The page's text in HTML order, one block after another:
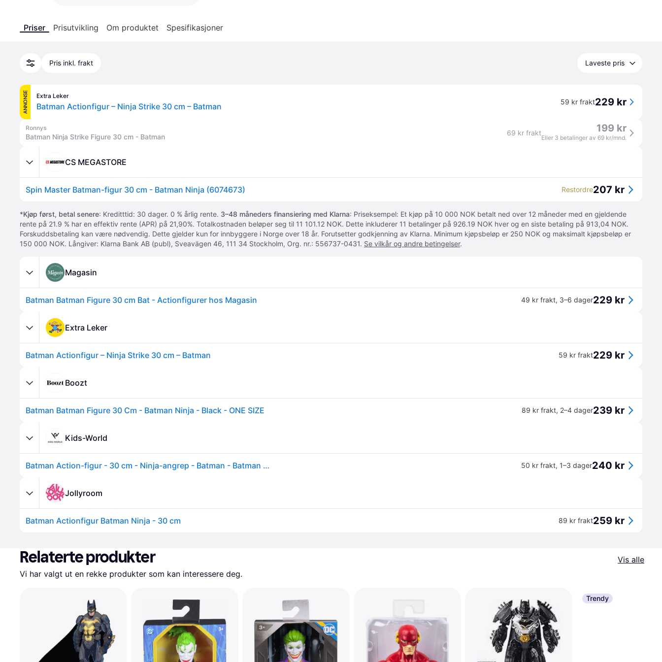
Priser Prisutvikling Om produktet Spesifikasjoner
Pris inkl. frakt Laveste pris
ANNONSE Extra Leker
Batman Actionfigur – Ninja Strike 30 cm – Batman 59 kr frakt229 kr
Ronnys
Batman Ninja Strike Figure 30 cm - Batman 69 kr frakt 199 kr
Eller 3 betalinger av 69 kr/mnd.
CS MEGASTORE
Spin Master Batman-figur 30 cm - Batman Ninja (6074673) Restordre207 kr
*Kjøp først, betal senere: Kreditttid: 30 dager. 0 % årlig rente. 3–48 måneders finansiering med Klarna: Priseksempel: Et kjøp på 10 000 NOK betalt ned over 12 måneder med en gjeldende
rente på 21.9 % har en effektiv rente (APR) på 21,90%. Totalkostnaden beløper seg til 11 101.12 NOK. Dette inkluderer 11 betalinger på 926.19 NOK hver og en siste betaling på 913,04 NOK.
Forskuddsbetaling kan være nødvendig. Dette gjelder kun for innbyggere i Norge over 18 år. Forutsetter godkjenning av Klarna. Minimum kjøpsbeløp er 250 NOK og maksimalt kjøpsbeløp er
150 000 NOK. Långiver: Klarna Bank AB (publ), Sveavägen 46, 111 34 Stockholm, Org. nr.: 556737-0431. Se vilkår og andre betingelser.
Magasin
Batman Batman Figure 30 cm Bat - Actionfigurer hos Magasin 49 kr frakt, 3–6 dager229 kr
Extra Leker
Batman Actionfigur – Ninja Strike 30 cm – Batman 59 kr frakt229 kr
Boozt
Batman Batman Figure 30 Cm - Batman Ninja - Black - ONE SIZE 89 kr frakt, 2–4 dager239 kr
Kids-World
Batman Action-figur - 30 cm - Ninja-angrep - Batman - Batman - OneSize - Action-figur 50 kr frakt, 1–3 dager240 kr
Jollyroom
Batman Actionfigur Batman Ninja - 30 cm 89 kr frakt259 kr
Relaterte produkter
Vis alle
Vi har valgt ut en rekke produkter som kan interessere deg.
Trendy